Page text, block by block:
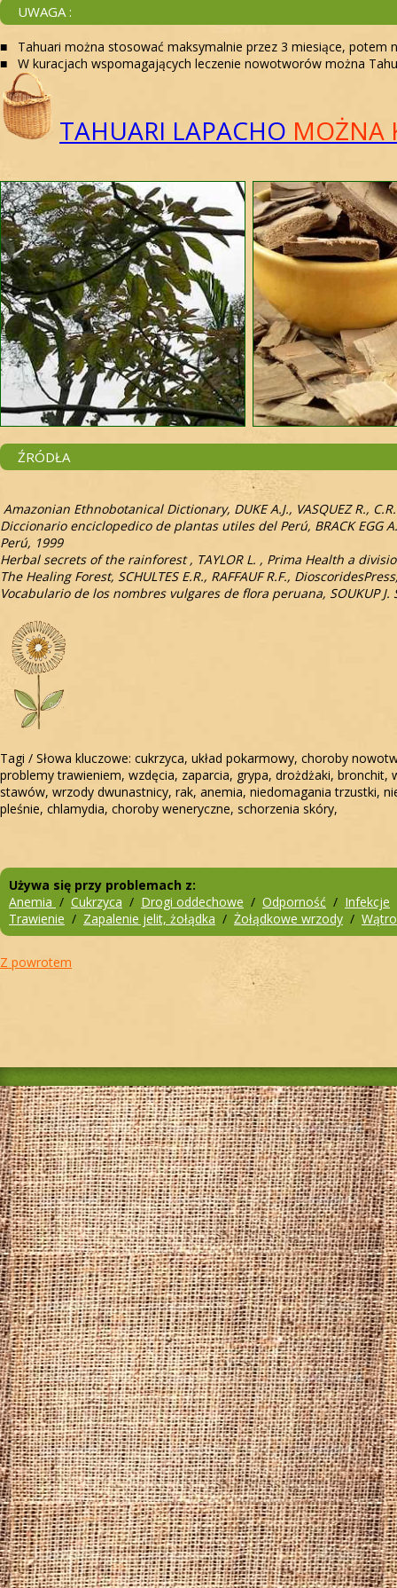
UWAGA :
■ Tahuari można stosować maksymalnie przez 3 miesiące, potem
■ W kuracjach wspomagających leczenie nowotworów można
TAHUARI LAPACHO MOŻNA
ŹRÓDŁA
Amazonian Ethnobotanical Dictionary, DUKE A.J., VASQUEZ R.,
Diccionario enciclopedico de plantas utiles del Perú, BRACK EGG
Perú, 1999
Herbal secrets of the rainforest , TAYLOR L. , Prima Health a
The Healing Forest, SCHULTES E.R., RAFFAUF R.F.,
Vocabulario de los nombres vulgares de flora peruana, SOUKUP
Tagi / Słowa kluczowe: cukrzyca, układ pokarmowy, choroby
problemy trawieniem, wzdęcia, zaparcia, grypa, drożdżaki, bronchit,
stawów, wrzody dwunastnicy, rak, anemia, niedomagania trzustki,
pleśnie, chlamydia, choroby weneryczne, schorzenia skóry,
Używa się przy problemach z:
Anemia / Cukrzyca / Drogi oddechowe / Odporność / Infekcje
Trawienie / Zapalenie jelit, żołądka / Żołądkowe wrzody /
Z powrotem